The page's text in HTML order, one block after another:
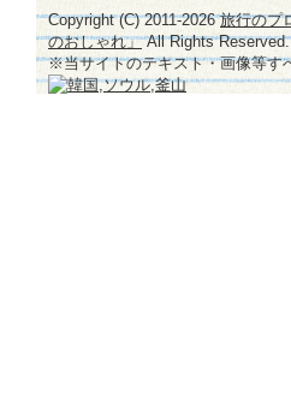
Copyright (C) 2011-2026旅行のプ
のおしゃれ」All Rights Reserved.
※当サイトのテキスト・画像等す